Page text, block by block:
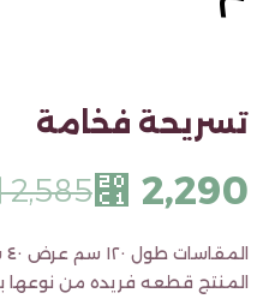
تسريحة فخامة
2,585⃁ 2,290
المنتج قطعه فريده من